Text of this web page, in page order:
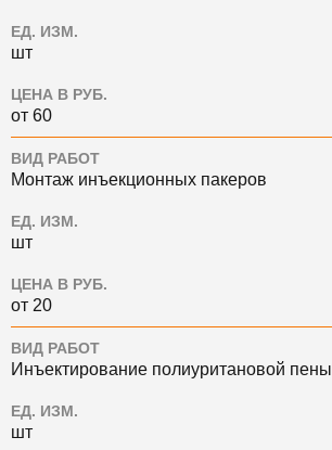
ЕД. ИЗМ.
шт
ЦЕНА В РУБ.
от 60
ВИД РАБОТ
Монтаж инъекционных пакеров
ЕД. ИЗМ.
шт
ЦЕНА В РУБ.
от 20
ВИД РАБОТ
Инъектирование полиуритановой пены
ЕД. ИЗМ.
шт